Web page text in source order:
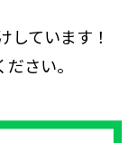
しています！
さい。